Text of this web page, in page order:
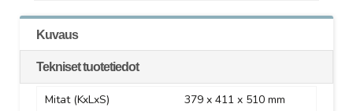
Kuvaus
Tekniset tuotetiedot
Mitat (KxLxS)
379 x 411 x 510 mm